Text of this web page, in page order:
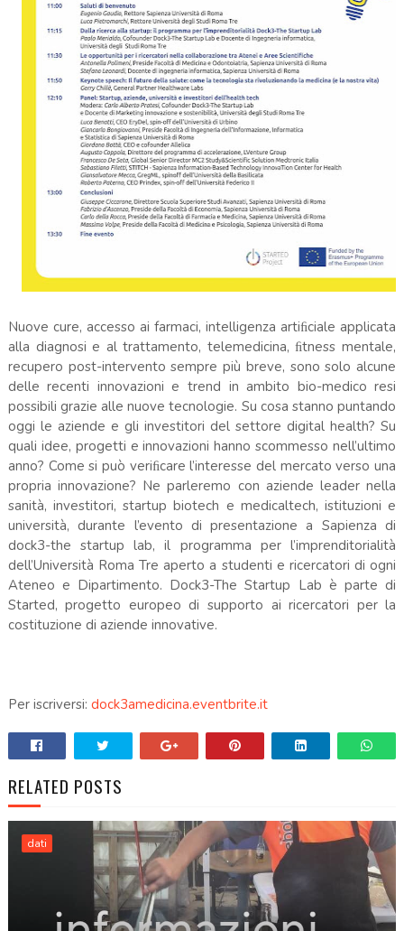
Nuove cure, accesso ai farmaci, intelligenza artiﬁciale applicata
alla diagnosi e al trattamento, telemedicina, ﬁtness mentale,
recupero post-intervento sempre più breve, sono solo alcune
delle recenti innovazioni e trend in ambito bio-medico resi
possibili grazie alle nuove tecnologie. Su cosa stanno puntando
oggi le aziende e gli investitori del settore digital health? Su
quali idee, progetti e innovazioni hanno scommesso nell’ultimo
anno? Come si può veriﬁcare l’interesse del mercato verso una
propria innovazione? Ne parleremo con aziende leader nella
sanità, investitori, startup biotech e medicaltech, istituzioni e
università, durante l’evento di presentazione a Sapienza di
dock3-the startup lab, il programma per l’imprenditorialità
dell’Università Roma Tre aperto a studenti e ricercatori di ogni
Ateneo e Dipartimento. Dock3-The Startup Lab è parte di
Started, progetto europeo di supporto ai ricercatori per la
costituzione di aziende innovative.
Per iscriversi: dock3amedicina.eventbrite.it
RELATED POSTS
dati